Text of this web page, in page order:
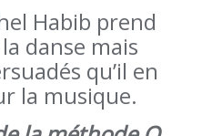
prend
danse mais
qu’il en
la musique.